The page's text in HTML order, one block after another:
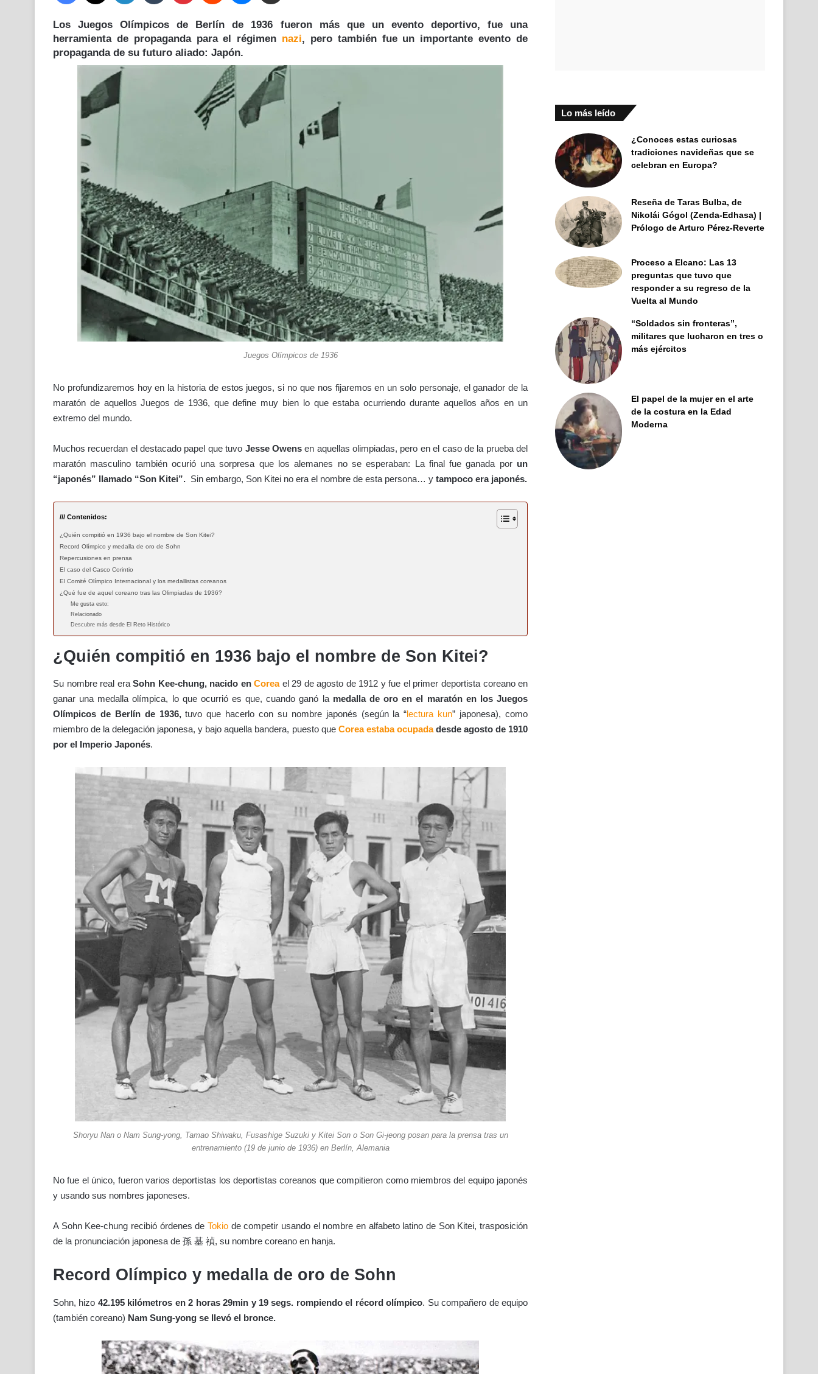
Los Juegos Olímpicos de Berlín de 1936 fueron más que un evento deportivo, fue una
herramienta de propagandapara el régimen nazi, pero también fue un importante evento de
propaganda de su futuro aliado: Japón.
Juegos Olímpicos de 1936
No profundizaremos hoy en la historia de estos juegos, si no que nos fijaremos en un solo personaje, el ganador de la
maratón de aquellos Juegos de 1936, que define muy bien lo que estaba ocurriendo durante aquellos años en un
extremo del mundo.
Muchos recuerdan el destacado papel que tuvo Jesse Owensen aquellas olimpiadas, pero en el caso de la prueba del
maratón masculino también ocurió una sorpresa que los alemanes no se esperaban: La final fue ganada porun
“japonés” llamado “Son Kitei”. Sin embargo, Son Kitei no era el nombre de esta persona… y tampoco era japonés.
/// Contenidos:
¿Quién compitió en 1936 bajo el nombre de Son Kitei?
Record Olímpico y medalla de oro de Sohn
Repercusiones en prensa
El caso del Casco Corintio
El Comité Olímpico Internacional y los medallistas coreanos
¿Qué fue de aquel coreano tras las Olimpiadas de 1936?
Me gusta esto:
Relacionado
Descubre más desde El Reto Histórico
¿Quién compitió en 1936 bajo el nombre de Son Kitei?
Su nombre real eraSohn Kee-chung, nacido enCorea el 29 de agosto de 1912 y fue el primer deportista coreano en
ganar una medalla olímpica, lo que ocurrió es que, cuando ganó la medalla de oro en el maratón en los Juegos
Olímpicos de Berlín de 1936,tuvo que hacerlo con su nombre japonés (según la “lectura kun” japonesa), como
miembro de la delegación japonesa, y bajo aquella bandera, puesto queCorea estaba ocupadadesde agosto de 1910
por el Imperio Japonés.
Shoryu Nan o Nam Sung-yong, Tamao Shiwaku, Fusashige Suzuki y Kitei Son o Son Gi-jeong posan para la prensa tras un
entrenamiento (19 de junio de 1936) en Berlín, Alemania
No fue el único, fueron varios deportistas los deportistas coreanos que compitieron como miembros del equipo japonés
y usando sus nombres japoneses.
A Sohn Kee-chung recibió órdenes de Tokio de competir usando el nombre en alfabeto latino de Son Kitei, trasposición
de la pronunciación japonesa de 孫 基 禎, su nombre coreano en hanja.
Record Olímpico y medalla de oro de Sohn
Sohn, hizo 42.195 kilómetros en 2 horas 29min y 19 segs. rompiendo el récord olímpico. Su compañero de equipo
(también coreano) Nam Sung-yong se llevó el bronce.
Lo más leído
¿Conoces estas curiosas
tradiciones navideñas que se
celebran en Europa?
Reseña de Taras Bulba, de
Nikolái Gógol (Zenda-Edhasa) |
Prólogo de Arturo Pérez-Reverte
Proceso a Elcano: Las 13
preguntas que tuvo que
responder a su regreso de la
Vuelta al Mundo
“Soldados sin fronteras”,
militares que lucharon en tres o
más ejércitos
El papel de la mujer en el arte
de la costura en la Edad
Moderna